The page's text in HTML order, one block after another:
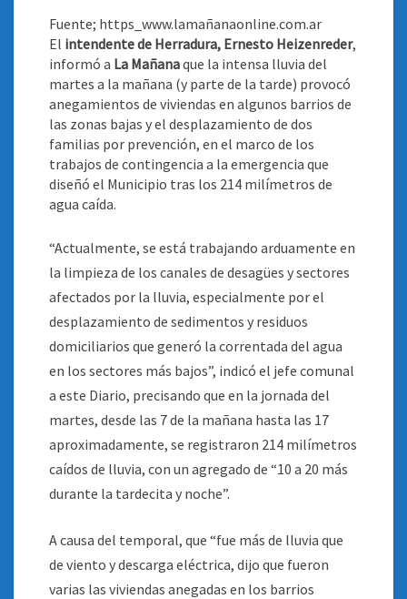
Fuente; https_www.lamañanaonline.com.ar
El intendente de Herradura, Ernesto Heizenreder,
informó a La Mañanaque la intensa lluvia del
martes a la mañana (y parte de la tarde) provocó
anegamientos de viviendas en algunos barrios de
las zonas bajas y el desplazamiento de dos
familias por prevención, en el marco de los
trabajos de contingencia a la emergencia que
diseñó el Municipio tras los 214 milímetros de
agua caída.
“Actualmente, se está trabajando arduamente en
la limpieza de los canales de desagües y sectores
afectados por la lluvia, especialmente por el
desplazamiento de sedimentos y residuos
domiciliarios que generó la correntada del agua
en los sectores más bajos”, indicó el jefe comunal
a este Diario, precisando que en la jornada del
martes, desde las 7 de la mañana hasta las 17
aproximadamente, se registraron 214 milímetros
caídos de lluvia, con un agregado de “10 a 20 más
durante la tardecita y noche”.
A causa del temporal, que “fue más de lluvia que
de viento y descarga eléctrica, dijo que fueron
varias las viviendas anegadas en los barrios